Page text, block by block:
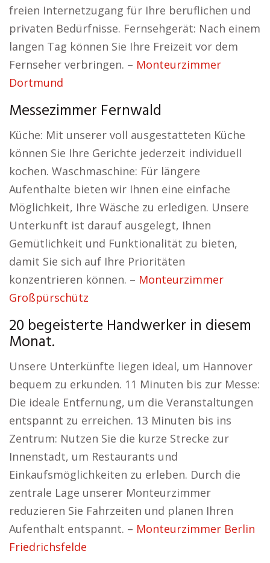
freien Internetzugang für Ihre beruflichen und
privaten Bedürfnisse. Fernsehgerät: Nach einem
langen Tag können Sie Ihre Freizeit vor dem
Fernseher verbringen. – Monteurzimmer
Dortmund
Messezimmer Fernwald
Küche: Mit unserer voll ausgestatteten Küche
können Sie Ihre Gerichte jederzeit individuell
kochen. Waschmaschine: Für längere
Aufenthalte bieten wir Ihnen eine einfache
Möglichkeit, Ihre Wäsche zu erledigen. Unsere
Unterkunft ist darauf ausgelegt, Ihnen
Gemütlichkeit und Funktionalität zu bieten,
damit Sie sich auf Ihre Prioritäten
konzentrieren können. – Monteurzimmer
Großpürschütz
20 begeisterte Handwerker in diesem
Monat.
Unsere Unterkünfte liegen ideal, um Hannover
bequem zu erkunden. 11 Minuten bis zur Messe:
Die ideale Entfernung, um die Veranstaltungen
entspannt zu erreichen. 13 Minuten bis ins
Zentrum: Nutzen Sie die kurze Strecke zur
Innenstadt, um Restaurants und
Einkaufsmöglichkeiten zu erleben. Durch die
zentrale Lage unserer Monteurzimmer
reduzieren Sie Fahrzeiten und planen Ihren
Aufenthalt entspannt. – Monteurzimmer Berlin
Friedrichsfelde